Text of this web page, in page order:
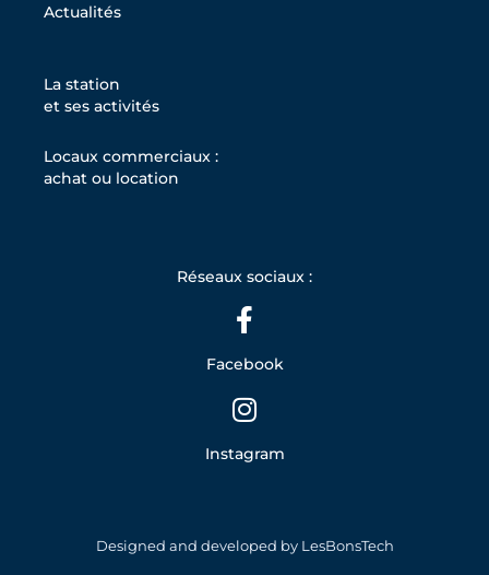
Actualités
La station
et ses activités
Locaux commerciaux :
achat ou location
Réseaux sociaux :
Facebook
Instagram
Designed and developed by LesBonsTech